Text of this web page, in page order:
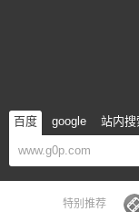
百度 google 站内搜
特别推荐